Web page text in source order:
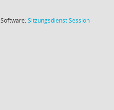
Software:SitzungsdienstSession(Wird in